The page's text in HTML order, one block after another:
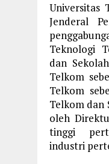
Universitas
Jenderal
Teknologi
dan
Telkom
Telkom
Telkom dan
oleh
tinggi
industri